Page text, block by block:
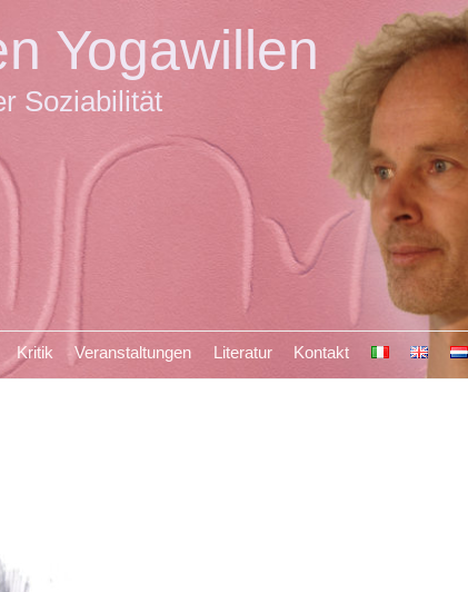
Yogawillen
Soziabilität
Kritik Veranstaltungen Literatur Kontakt